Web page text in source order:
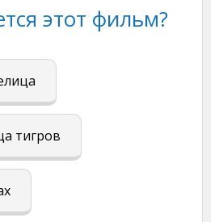
этот фильм?
тигров